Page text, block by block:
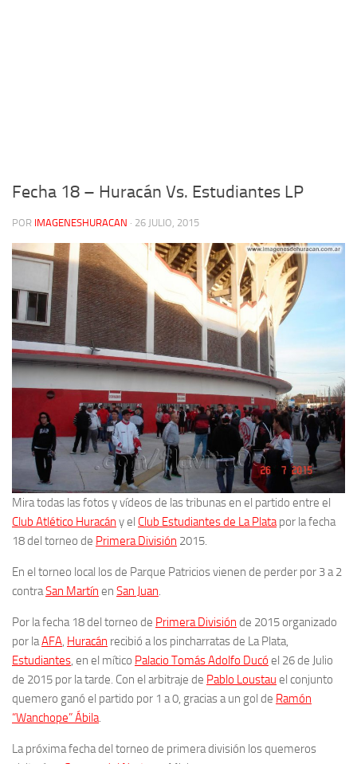
Fecha 18 – Huracán Vs. Estudiantes LP
POR IMAGENESHURACAN · 26 JULIO, 2015
Mira todas las fotos y vídeos de las tribunas en el partido entre el
Club Atlético Huracán y el Club Estudiantes de La Plata por la fecha
18 del torneo de Primera División 2015.
En el torneo local los de Parque Patricios vienen de perder por 3 a 2
contraSan Martín en San Juan
Por la fecha 18 del torneo de Primera División de 2015 organizado
por laAFA Huracán recibió a los pincharratas de La Plata,
Estudiantes , en el mítico Palacio Tomás Adolfo Ducó el 26 de Julio
de 2015 por la tarde. Con el arbitraje de Pablo Loustau el conjunto
quemero ganó el partido por 1 a 0, gracias a un gol de Ramón
“Wanchope” Ábila
La próxima fecha del torneo de primera división los quemeros